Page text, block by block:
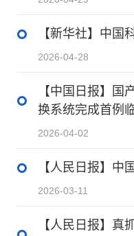
【新华社】中国
2026-04-28
【中国日报】国
换系统完成首例
2026-04-02
【人民日报】中
2026-03-11
【人民日报】真